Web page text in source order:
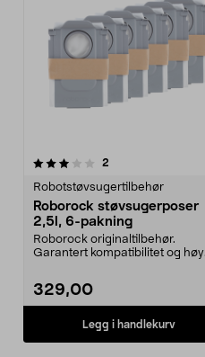
2
Robotstøvsugertilbehør
Roborock støvsugerposer
2,5l, 6-pakning
Roborock originaltilbehør.
Garantert kompatibilitet og høy
329,00
Legg i handlekurv
4.5av 5 stjerner